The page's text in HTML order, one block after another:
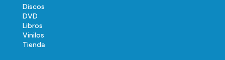
Discos
DVD
Libros
Vinilos
Tienda